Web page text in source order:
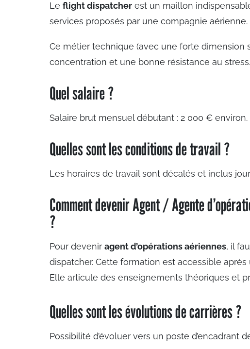
Le flight dispatcher est un maillon
services proposés par une compagnie aérienne.
Ce métier technique (avec une forte dimension
concentration et une bonne résistance au
Quel salaire ?
Salaire brut mensuel débutant : 2 000 € environ.
Quelles sont les conditions de travail ?
Les horaires de travail sont décalés et inclus
Comment devenir Agent / Agente
?
Pour devenir agent d’opérations aériennes, il
dispatcher. Cette formation est accessible
Elle articule des enseignements théoriques et
Quelles sont les évolutions de carrières ?
Possibilité d’évoluer vers un poste d’encadrant